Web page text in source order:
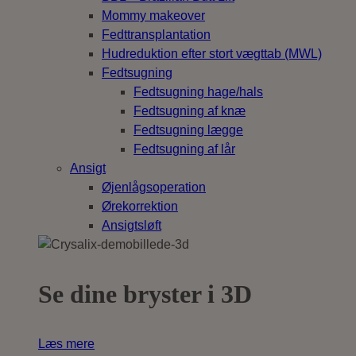
Mommy makeover
Fedttransplantation
Hudreduktion efter stort vægttab (MWL)
Fedtsugning
Fedtsugning hage/hals
Fedtsugning af knæ
Fedtsugning lægge
Fedtsugning af lår
Ansigt
Øjenlågsoperation
Ørekorrektion
Ansigtsløft
Se dine bryster i 3D
Læs mere